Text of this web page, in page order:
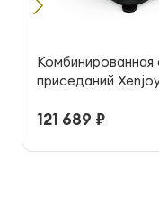
Комбинированная
приседаний
121 689 ₽